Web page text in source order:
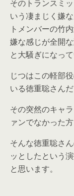
そのトランスミ
いう凄まじく嫌
トメンバーの竹
嫌な感じが全開
と大騒ぎになって
じつはこの軽部
いる徳重聡さんだ
その突然のキャ
ァンでなかった
そんな徳重聡さ
ッとしたという
と思います。